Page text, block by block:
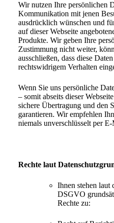
Wir nutzen Ihre persönlichen
Kommunikation mit jenen
ausdrücklich wünschen und
auf dieser Webseite
Produkte. Wir geben Ihre
Zustimmung nicht weiter,
ausschließen, dass diese
rechtswidrigem Verhalten
Wenn Sie uns persönliche
– somit abseits dieser
sichere Übertragung und den
garantieren. Wir empfehlen
niemals unverschlüsselt per
Rechte laut
Ihnen stehen laut
DSGVO
Rechte zu: